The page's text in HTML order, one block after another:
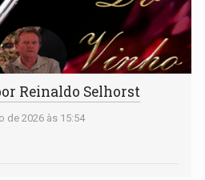
Reinaldo Selhorst
de 2026 às 15:54